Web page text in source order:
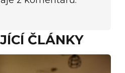
ČLÁNKY